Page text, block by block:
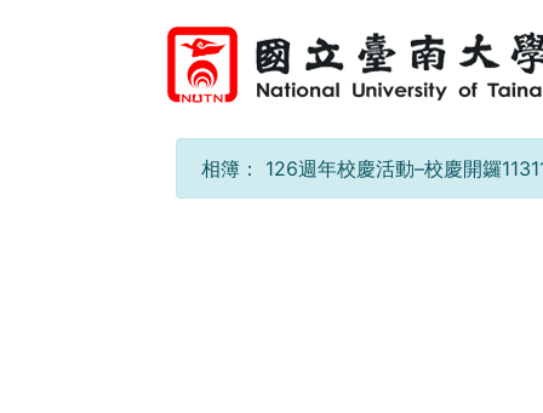
相簿： 126週年校慶活動–校慶開鑼